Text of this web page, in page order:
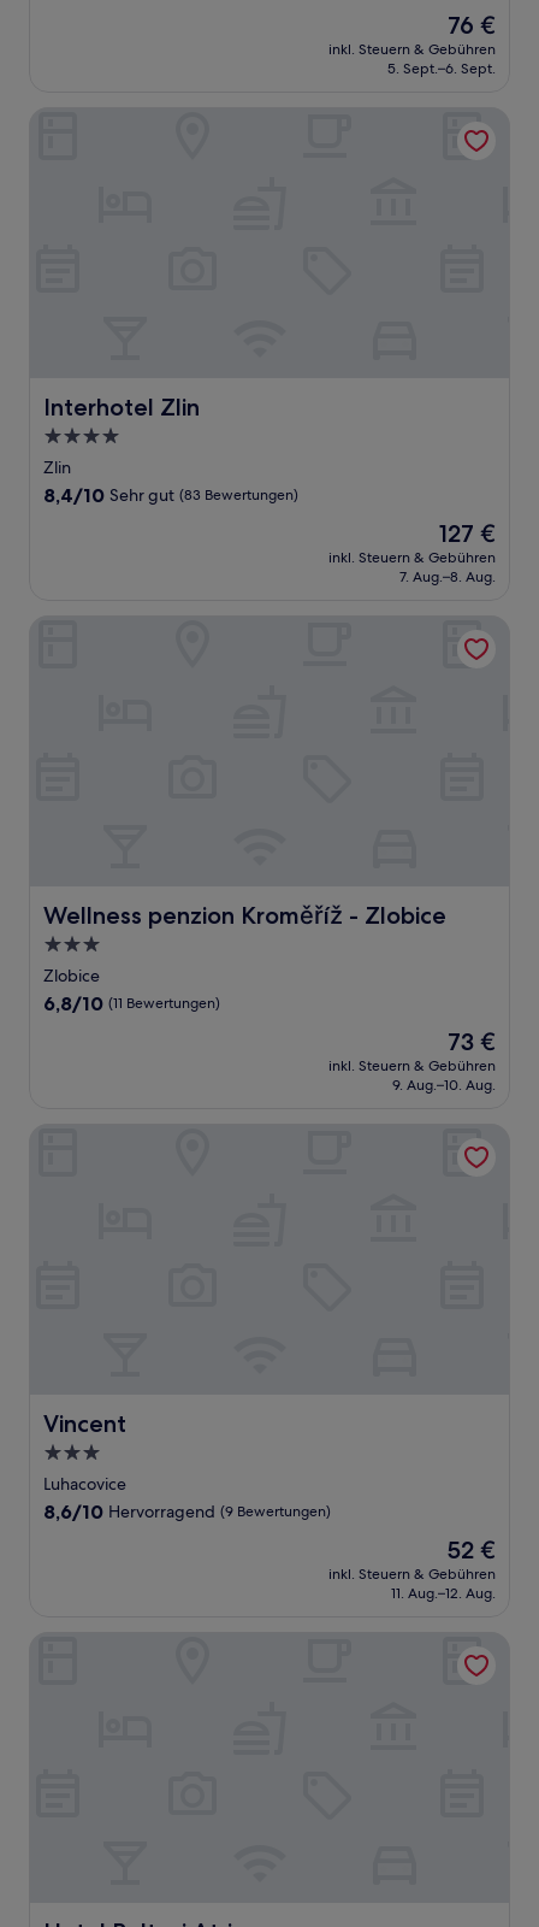
Bewertungen)
Der
Preis
beträgt
76 €
inkl. Steuern & Gebühren
5. Sept.–6. Sept.
Interhotel Zlin
Interhotel Zlin
4.0-
Sterne-
Unterkunft
Zlin
8.4
Bewertungen)
8,4/10 Sehr gut (83 Bewertungen)
Der
Preis
beträgt
127 €
inkl. Steuern & Gebühren
7. Aug.–8. Aug.
Wellness penzion Kroměříž - Zlobice
Wellness penzion Kroměříž - Zlobice
3.0-
Sterne-
Unterkunft
Zlobice
6.8
6,8/10 (11 Bewertungen)
Der
Preis
beträgt
73 €
inkl. Steuern & Gebühren
9. Aug.–10. Aug.
Vincent
Vincent
3.0-
Sterne-
Unterkunft
Luhacovice
8.6
8,6/10 Hervorragend (9 Bewertungen)
Der
Preis
beträgt
52 €
inkl. Steuern & Gebühren
11. Aug.–12. Aug.